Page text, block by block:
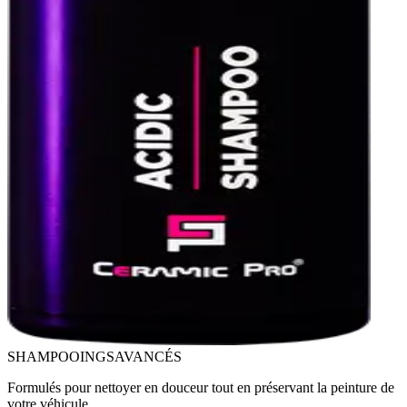
SHAMPOOINGSAVANCÉS
Formulés pour nettoyer en douceur tout en préservant la peinture de
votre véhicule.